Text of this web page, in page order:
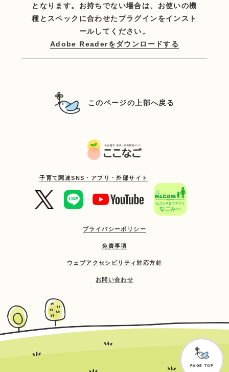
となります。お持ちでない場合は、お使いの機
種とスペックに合わせたプラグインをインスト
ールしてください。
Adobe Readerをダウンロードする
このページの上部へ戻る
PAGE TOP
子育て関連SNS・アプリ・外部サイト
プライバシーポリシー
免責事項
ウェブアクセシビリティ対応方針
お問い合わせ